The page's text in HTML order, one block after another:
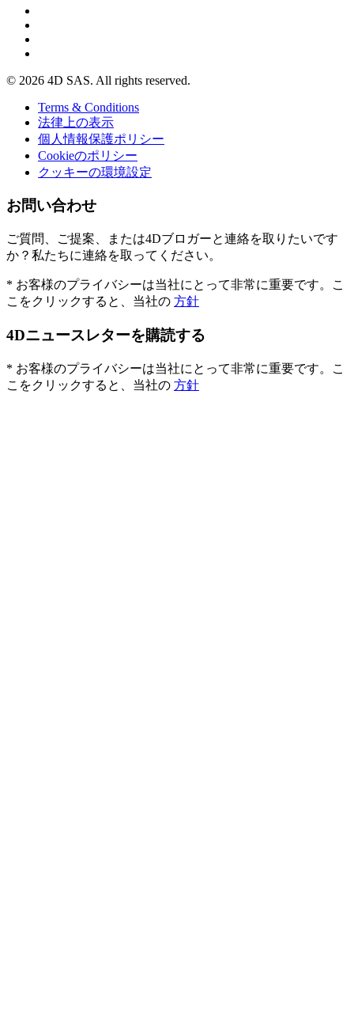
© 2026 4D SAS. All rights reserved.
Terms & Conditions
法律上の表示
個人情報保護ポリシー
Cookieのポリシー
クッキーの環境設定
お問い合わせ
ご質問、ご提案、または4Dブロガーと連絡を取りたいです
か？私たちに連絡を取ってください。
* お客様のプライバシーは当社にとって非常に重要です。こ
こをクリックすると、当社の 方針
4Dニュースレターを購読する
* お客様のプライバシーは当社にとって非常に重要です。こ
こをクリックすると、当社の 方針